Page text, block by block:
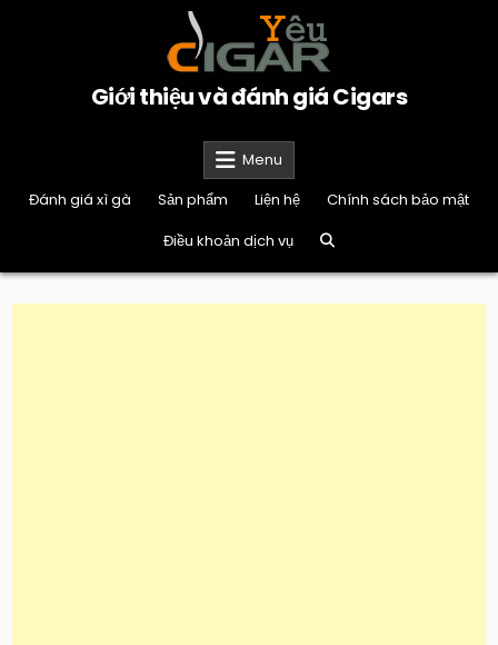
Giới thiệu và đánh giá Cigars
Menu
Đánh giá xì gà
Sản phẩm Liện hệ
Chính sách bảo mật
Điều khoản dịch vụ